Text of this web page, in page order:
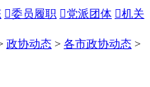
委员履职 党派团体 机关
政协动态 > 各市政协动态 >